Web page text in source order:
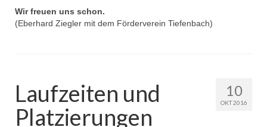
Wir freuen uns schon.
(Eberhard Ziegler mit dem Förderverein Tiefenbach)
10
OKT 2016
Laufzeiten und
Platzierungen